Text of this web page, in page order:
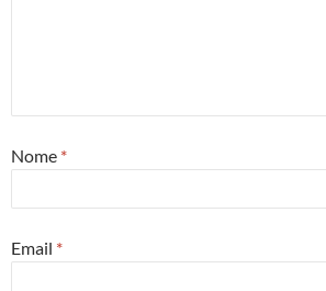
Nome *
Email *